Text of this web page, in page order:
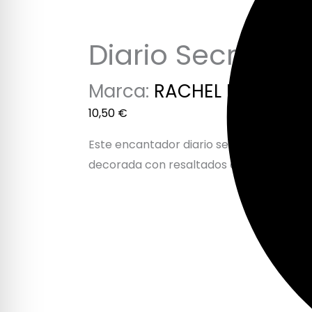
Diario Secreto
Marca: RACHEL ELLEN
10,50 €
Este encantador diario secreto con un
decorada con resaltados de flitter,